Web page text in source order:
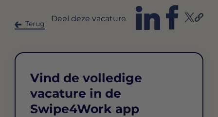
Terug
Deel deze vacature
Vind de volledige
vacature in de
Swipe4Work app